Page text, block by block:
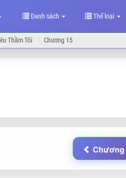
Danh sách Thể loại
Thầm Tôi Chương 15
Chương